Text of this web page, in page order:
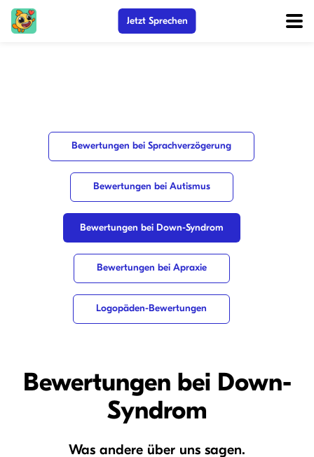
Jetzt Sprechen
Bewertungen bei Sprachverzögerung
Bewertungen bei Autismus
Bewertungen bei Down-Syndrom
Bewertungen bei Apraxie
Logopäden-Bewertungen
Bewertungen bei Down-
Syndrom
Was andere über uns sagen.